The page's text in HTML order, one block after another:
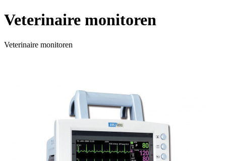
Veterinaire monitoren
Veterinaire monitoren